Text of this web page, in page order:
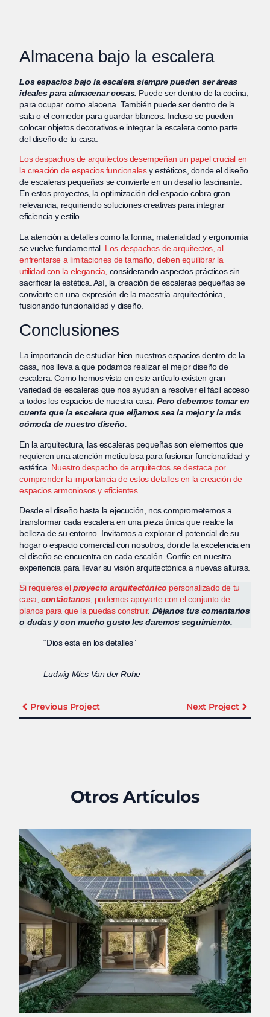
Almacena bajo la escalera
Los espacios bajo la escalera siempre pueden ser áreas
ideales para almacenar cosas. Puede ser dentro de la cocina,
para ocupar como alacena. También puede ser dentro de la
sala o el comedor para guardar blancos. Incluso se pueden
colocar objetos decorativos e integrar la escalera como parte
del diseño de tu casa.
Los despachos de arquitectos desempeñan un papel crucial en
la creación de espacios funcionalesy estéticos, donde el diseño
de escaleras pequeñas se convierte en un desafío fascinante.
En estos proyectos, la optimización del espacio cobra gran
relevancia, requiriendo soluciones creativas para integrar
eficiencia y estilo.
La atención a detalles como la forma, materialidad y ergonomía
se vuelve fundamental. Los despachos de arquitectos, al
enfrentarse a limitaciones de tamaño, deben equilibrar la
utilidad con la elegancia, considerando aspectos prácticos sin
sacrificar la estética. Así, la creación de escaleras pequeñas se
convierte en una expresión de la maestría arquitectónica,
fusionando funcionalidad y diseño.
Conclusiones
La importancia de estudiar bien nuestros espacios dentro de la
casa, nos lleva a que podamos realizar el mejor diseño de
escalera. Como hemos visto en este artículo existen gran
variedad de escaleras que nos ayudan a resolver el fácil acceso
a todos los espacios de nuestra casa.Pero debemos tomar en
cuenta que la escalera que elijamos sea la mejor y la más
cómoda de nuestro diseño.
En la arquitectura, las escaleras pequeñas son elementos que
requieren una atención meticulosa para fusionar funcionalidad y
estética. Nuestro despacho de arquitectos se destaca por
comprender la importancia de estos detalles en la creación de
espacios armoniosos y eficientes.
Desde el diseño hasta la ejecución, nos comprometemos a
transformar cada escalera en una pieza única que realce la
belleza de su entorno. Invitamos a explorar el potencial de su
hogar o espacio comercial con nosotros, donde la excelencia en
el diseño se encuentra en cada escalón. Confíe en nuestra
experiencia para llevar su visión arquitectónica a nuevas alturas.
Si requieres elproyecto arquitectónico personalizado de tu
casa, contáctanos, podemos apoyarte con el conjunto de
planos para que la puedas construir. Déjanos tus comentarios
o dudas y con mucho gusto les daremos seguimiento.
“Dios esta en los detalles”
Ludwig Mies Van der Rohe
Previous Project Next Project
Otros Artículos